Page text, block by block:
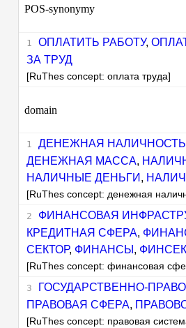
POS-synonymy
ОПЛАТИТЬ РАБОТУ,
ЗА ТРУД
[RuThes concept: оплата труда]
domain
ДЕНЕЖНАЯ НАЛИЧНОСТЬ
ДЕНЕЖНАЯ МАССА,
НАЛИЧНЫЕ ДЕНЬГИ ,
[RuThes concept: денежная
ФИНАНСОВАЯ
КРЕДИТНАЯ СФЕРА,
СЕКТОР, ФИНАНСЫ ,
[RuThes concept: финансовая
ГОСУДАРСТВЕННО-
ПРАВОВАЯ СФЕРА,
[RuThes concept: правовая